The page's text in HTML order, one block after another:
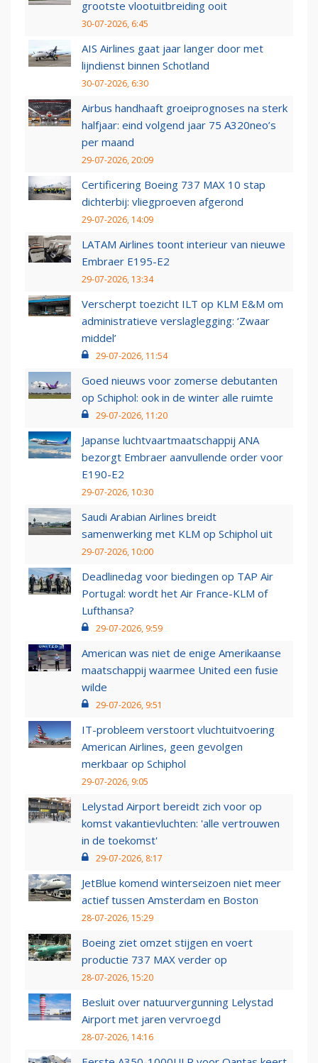
grootste vlootuitbreiding ooit
30-07-2026, 6:45
AIS Airlines gaat jaar langer door met
lijndienst binnen Schotland
30-07-2026, 6:30
Airbus handhaaft groeiprognoses na sterk
halfjaar: eind volgend jaar 75 A320neo’s
per maand
29-07-2026, 20:09
Certificering Boeing 737 MAX 10 stap
dichterbij: vliegproeven afgerond
29-07-2026, 14:09
LATAM Airlines toont interieur van nieuwe
Embraer E195-E2
29-07-2026, 13:34
Verscherpt toezicht ILT op KLM E&M om
administratieve verslaglegging: ‘Zwaar
middel’
29-07-2026, 11:54
Goed nieuws voor zomerse debutanten
op Schiphol: ook in de winter alle ruimte
29-07-2026, 11:20
Japanse luchtvaartmaatschappij ANA
bezorgt Embraer aanvullende order voor
E190-E2
29-07-2026, 10:30
Saudi Arabian Airlines breidt
samenwerking met KLM op Schiphol uit
29-07-2026, 10:00
Deadlinedag voor biedingen op TAP Air
Portugal: wordt het Air France-KLM of
Lufthansa?
29-07-2026, 9:59
American was niet de enige Amerikaanse
maatschappij waarmee United een fusie
wilde
29-07-2026, 9:51
IT-probleem verstoort vluchtuitvoering
American Airlines, geen gevolgen
merkbaar op Schiphol
29-07-2026, 9:05
Lelystad Airport bereidt zich voor op
komst vakantievluchten: 'alle vertrouwen
in de toekomst'
29-07-2026, 8:17
JetBlue komend winterseizoen niet meer
actief tussen Amsterdam en Boston
28-07-2026, 15:29
Boeing ziet omzet stijgen en voert
productie 737 MAX verder op
28-07-2026, 15:20
Besluit over natuurvergunning Lelystad
Airport met jaren vervroegd
28-07-2026, 14:16